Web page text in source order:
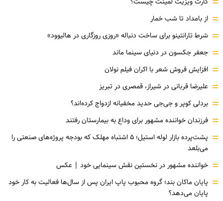
= از بامداد تا شب خمار
= شرط تارانتینو برای ساخت دنباله «روزی روزگاری در هالیوود»
= جعفر جکسون در دنیای سینما ماند
= افزایش فروش شعر با اکران فیلم نولان
= علیرضا قربانی در شیراز، قمصری در تبریز
= بردلی کوپر و جی‌جی حدید مخفیانه ازدواج کرده‌اند؟
= فرزندان خواننده مشهور برای وداع به بیمارستان رفتند
=
پشت‌پرده بازار لوله استیل؛ ۵ اشتباه مهلک که بودجه پروژه‌های صنعتی را
می‌بلعد
= خواننده مشهور در نخستین نقش سینمایی خود |‌ عکس
= پایان ماکان بند؛ گروه محبوب پاپ ایران پس از سال‌ها فعالیت به کار خود
پایان می‌دهد؟